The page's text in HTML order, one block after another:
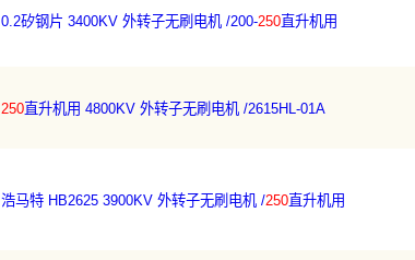
0.2矽钢片 3400KV 外转子无刷电机 /200-250直升机用
250直升机用 4800KV 外转子无刷电机 /2615HL-01A
浩马特 HB2625 3900KV 外转子无刷电机 /250直升机用